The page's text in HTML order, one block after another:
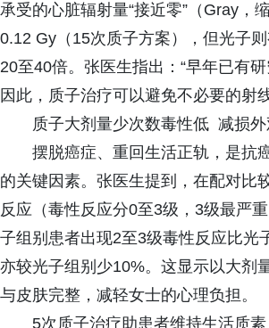
承受的心脏辐射量“接近零”（Gray，
0.12 Gy（15次质子方案），但光子
20至40倍。张医生指出：“早年已有
因此，质子治疗可以避免不必要的射
质子大剂量少次数毒性低 减损
摆脱癌症、重回生活正轨，是抗
的关键因素。张医生提到，在配对比
反应（毒性反应分0至3级，3级最严
子组别患者出现2至3级毒性反应比光
亦较光子组别少10%。这显示以大剂
与皮肤完整，减轻女士的心理负担。
5次质子治疗助患者维持生活质素